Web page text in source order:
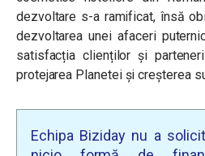
dezvoltare s-a ramificat, însă
dezvoltarea unei afaceri
satisfacția clienților și
protejarea Planetei și creșterea
Echipa Biziday nu a